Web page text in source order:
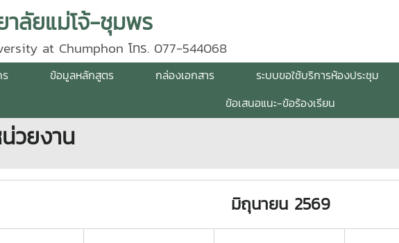
าลัยแม่โจ้-ชุมพร
at Chumphon โทร. 077-544068
ข้อมูลหลักสูตร กล่องเอกสาร ระบบขอใช้บริการห้องประชุม
ข้อเสนอแนะ-ข้อร้องเรียน
วยงาน
มิถุนายน 2569